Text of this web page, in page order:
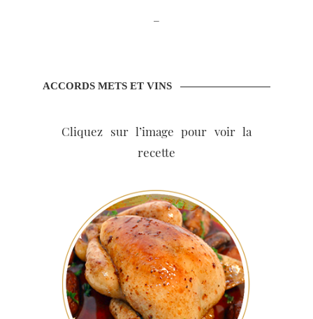
–
ACCORDS METS ET VINS
Cliquez sur l’image pour voir la
recette